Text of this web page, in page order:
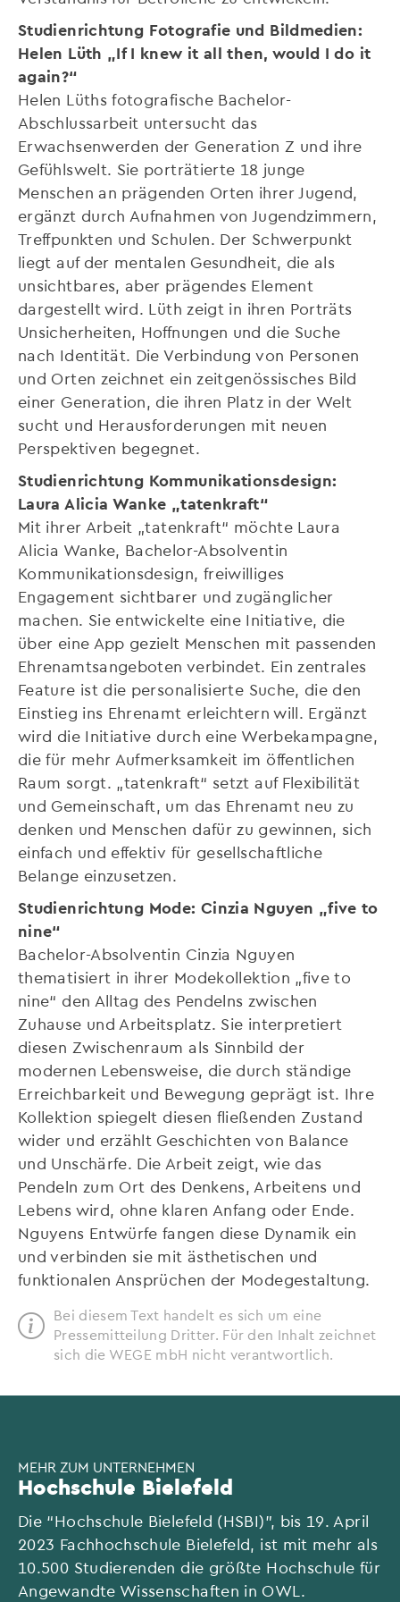
Studienrichtung Fotografie und Bildmedien:
Helen Lüth „If I knew it all then, would I do it
again?“
Helen Lüths fotografische Bachelor-
Abschlussarbeit untersucht das
Erwachsenwerden der Generation Z und ihre
Gefühlswelt. Sie porträtierte 18 junge
Menschen an prägenden Orten ihrer Jugend,
ergänzt durch Aufnahmen von Jugendzimmern,
Treffpunkten und Schulen. Der Schwerpunkt
liegt auf der mentalen Gesundheit, die als
unsichtbares, aber prägendes Element
dargestellt wird. Lüth zeigt in ihren Porträts
Unsicherheiten, Hoffnungen und die Suche
nach Identität. Die Verbindung von Personen
und Orten zeichnet ein zeitgenössisches Bild
einer Generation, die ihren Platz in der Welt
sucht und Herausforderungen mit neuen
Perspektiven begegnet.
Studienrichtung Kommunikationsdesign:
Laura Alicia Wanke „tatenkraft“
Mit ihrer Arbeit „tatenkraft“ möchte Laura
Alicia Wanke, Bachelor-Absolventin
Kommunikationsdesign, freiwilliges
Engagement sichtbarer und zugänglicher
machen. Sie entwickelte eine Initiative, die
über eine App gezielt Menschen mit passenden
Ehrenamtsangeboten verbindet. Ein zentrales
Feature ist die personalisierte Suche, die den
Einstieg ins Ehrenamt erleichtern will. Ergänzt
wird die Initiative durch eine Werbekampagne,
die für mehr Aufmerksamkeit im öffentlichen
Raum sorgt. „tatenkraft“ setzt auf Flexibilität
und Gemeinschaft, um das Ehrenamt neu zu
denken und Menschen dafür zu gewinnen, sich
einfach und effektiv für gesellschaftliche
Belange einzusetzen.
Studienrichtung Mode: Cinzia Nguyen „five to
nine“
Bachelor-Absolventin Cinzia Nguyen
thematisiert in ihrer Modekollektion „five to
nine“ den Alltag des Pendelns zwischen
Zuhause und Arbeitsplatz. Sie interpretiert
diesen Zwischenraum als Sinnbild der
modernen Lebensweise, die durch ständige
Erreichbarkeit und Bewegung geprägt ist. Ihre
Kollektion spiegelt diesen fließenden Zustand
wider und erzählt Geschichten von Balance
und Unschärfe. Die Arbeit zeigt, wie das
Pendeln zum Ort des Denkens, Arbeitens und
Lebens wird, ohne klaren Anfang oder Ende.
Nguyens Entwürfe fangen diese Dynamik ein
und verbinden sie mit ästhetischen und
funktionalen Ansprüchen der Modegestaltung.
Bei diesem Text handelt es sich um eine
Pressemitteilung Dritter. Für den Inhalt zeichnet
sich die WEGE mbH nicht verantwortlich.
MEHR ZUM UNTERNEHMEN
Hochschule Bielefeld
Die “Hochschule Bielefeld (HSBI)”, bis 19. April
2023 Fachhochschule Bielefeld, ist mit mehr als
10.500 Studierenden die größte Hochschule für
Angewandte Wissenschaften in OWL.